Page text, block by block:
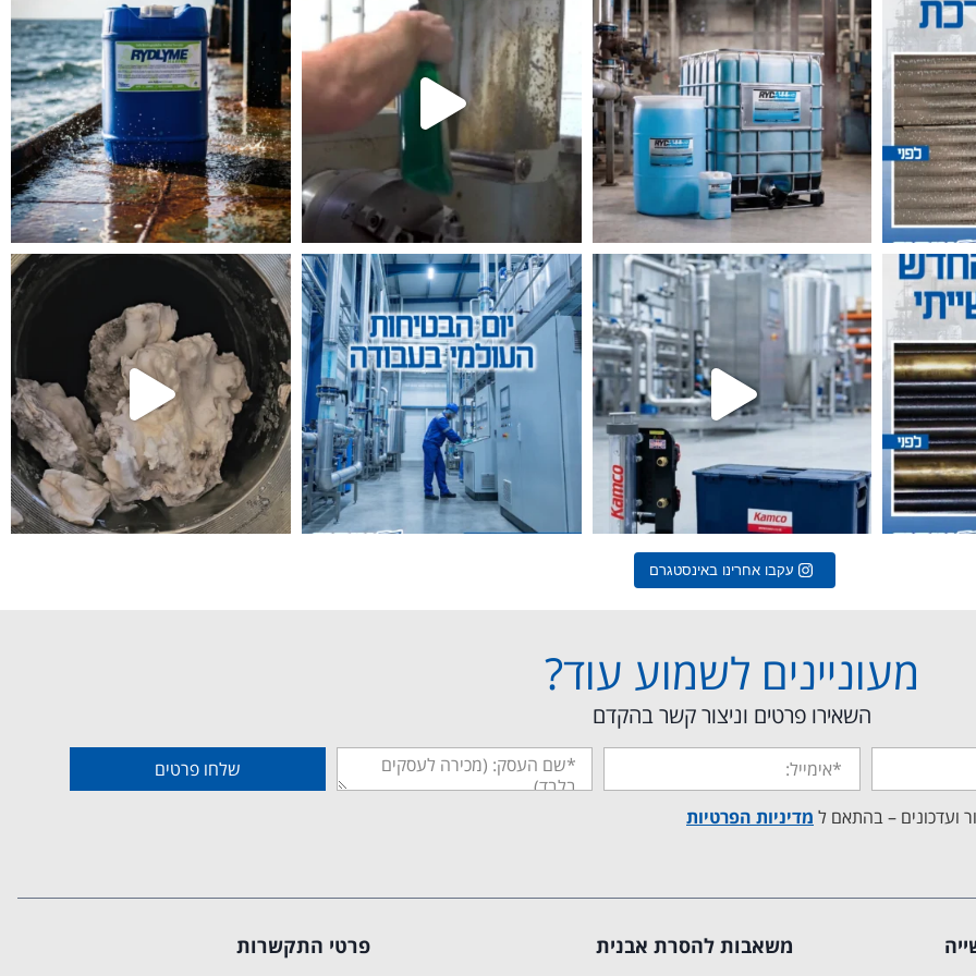
הדיוק והי
שהיום זה יום הבטיחות העולמי בעבודה?🌎 בתעשייהאין פה קסמים, יש עבודה מדויקת בשילוב החומרים נכוני
עקבו אחרינו באינסטגרם
מעוניינים לשמוע עוד?
השאירו פרטים וניצור קשר בהקדם
ועדכונים – בהתאם ל מדיניות הפרטיות
שלחו פרטים
משאבות להסרת אבנית פרטי התקשרות